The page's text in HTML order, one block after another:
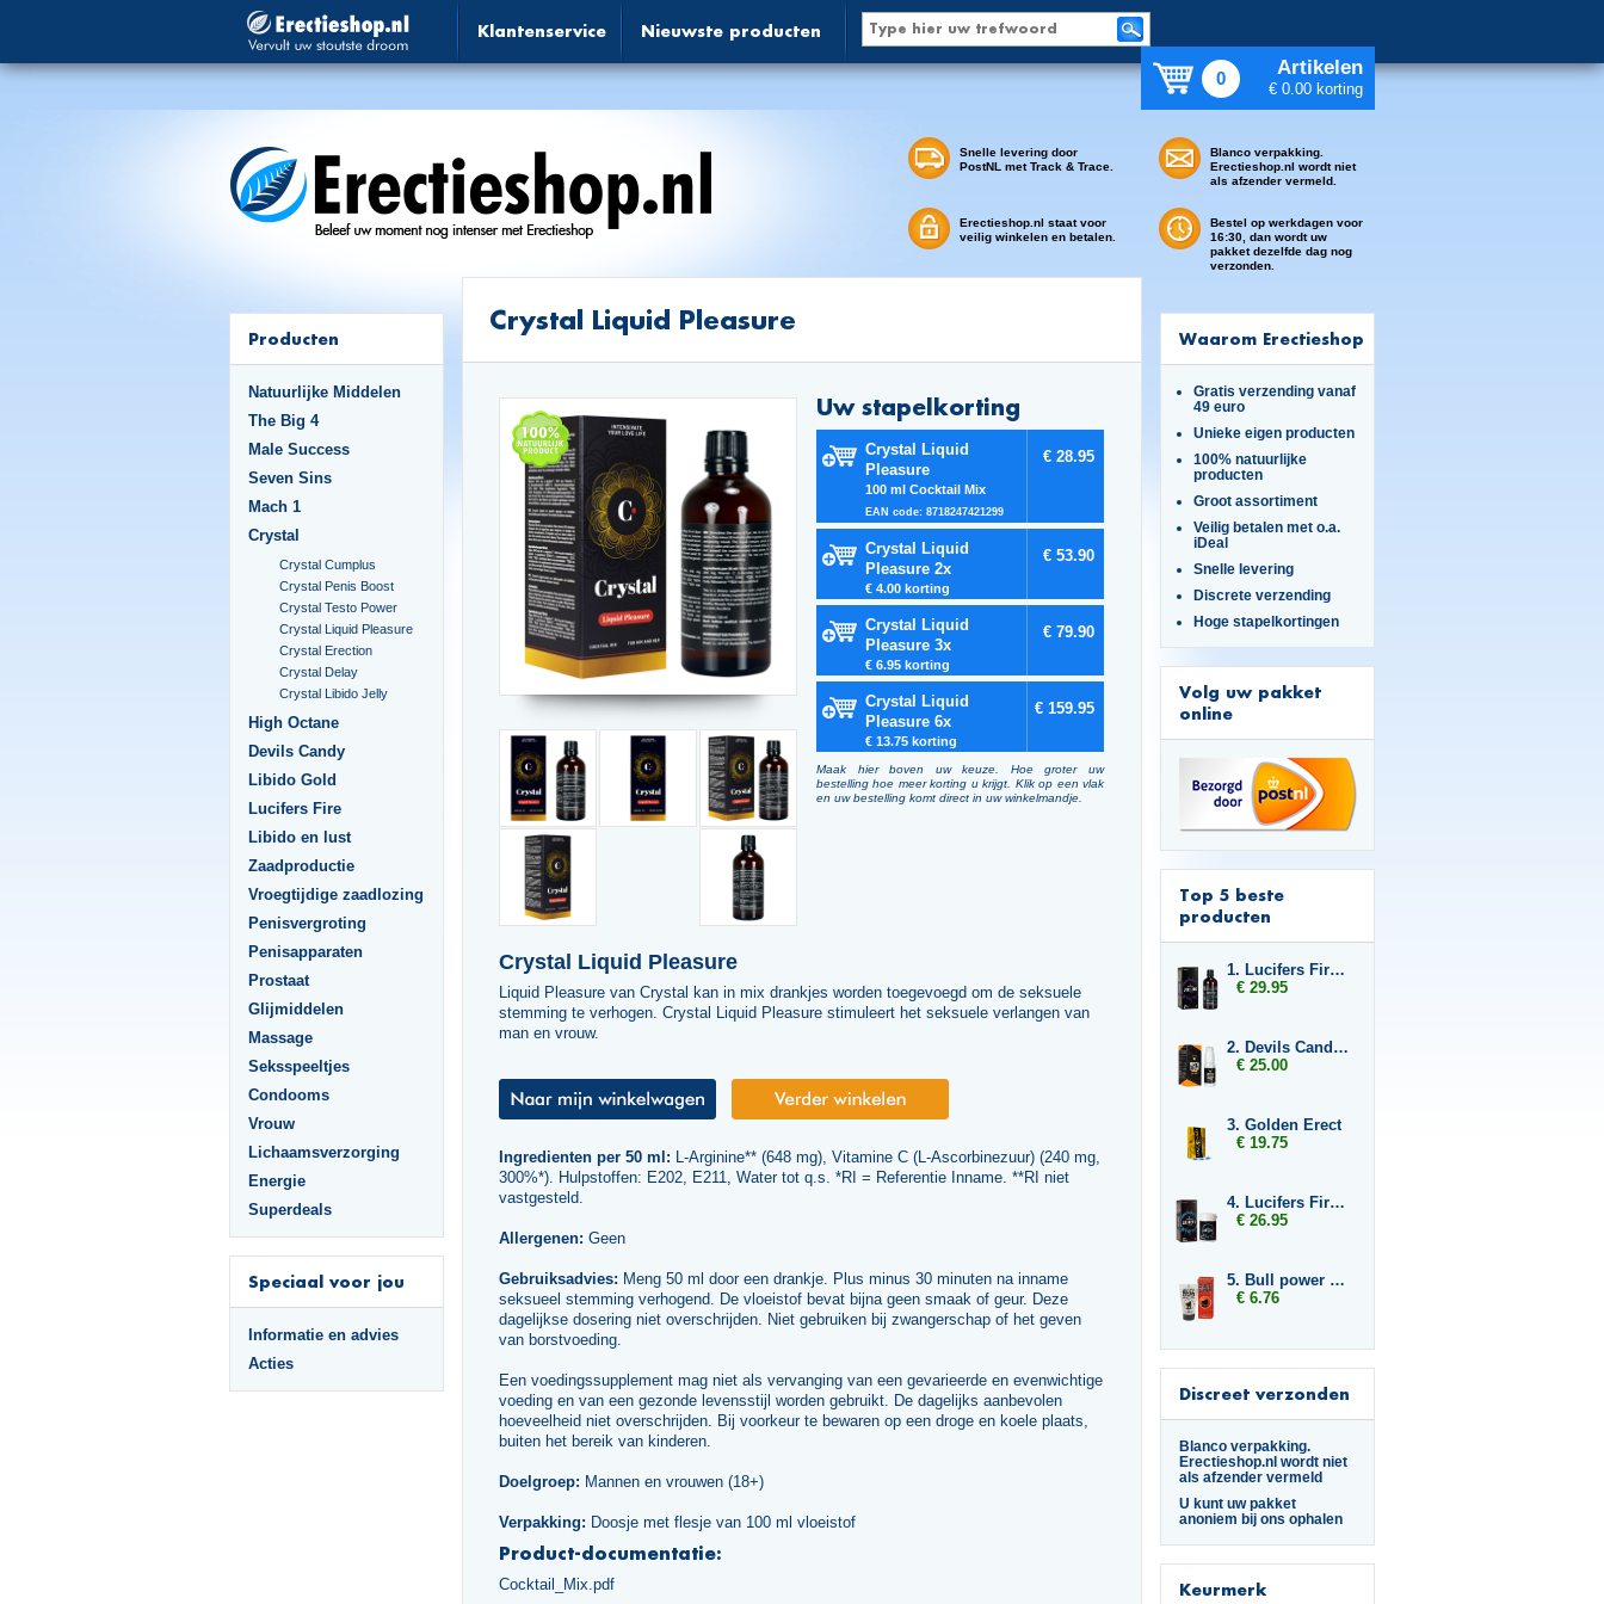
Klantenservice Nieuwste producten
0 Artikelen
€ 0.00 korting
Snelle levering door
PostNL met Track & Trace.
Erectieshop.nl staat voor
veilig winkelen en betalen.
Blanco verpakking.
Erectieshop.nl wordt niet
als afzender vermeld.
Bestel op werkdagen voor
16:30, dan wordt uw
pakket dezelfde dag nog
verzonden.
Producten
Natuurlijke Middelen
The Big 4
Male Success
Seven Sins
Mach 1
Crystal
Crystal Cumplus
Crystal Penis Boost
Crystal Testo Power
Crystal Liquid Pleasure
Crystal Erection
Crystal Delay
Crystal Libido Jelly
High Octane
Devils Candy
Libido Gold
Lucifers Fire
Libido en lust
Zaadproductie
Vroegtijdige zaadlozing
Penisvergroting
Penisapparaten
Prostaat
Glijmiddelen
Massage
Seksspeeltjes
Condooms
Vrouw
Lichaamsverzorging
Energie
Superdeals
Speciaal voor jou
Informatie en advies
Acties
Crystal Liquid Pleasure
Uw stapelkorting
Crystal Liquid
Pleasure
100 ml Cocktail Mix
EAN code: 8718247421299
€ 28.95
Crystal Liquid
Pleasure 2x
€ 4.00 korting
€ 53.90
Crystal Liquid
Pleasure 3x
€ 6.95 korting
€ 79.90
Crystal Liquid
Pleasure 6x
€ 13.75 korting
€ 159.95
Maak hier boven uw keuze. Hoe groter uw
bestelling hoe meer korting u krijgt. Klik op een vlak
en uw bestelling komt direct in uw winkelmandje.
Crystal Liquid Pleasure
Liquid Pleasure van Crystal kan in mix drankjes worden toegevoegd om de seksuele
stemming te verhogen. Crystal Liquid Pleasure stimuleert het seksuele verlangen van
man en vrouw.
Ingredienten per 50 ml: L-Arginine** (648 mg), Vitamine C (L-Ascorbinezuur) (240 mg,
300%*). Hulpstoffen: E202, E211, Water tot q.s. *RI = Referentie Inname. **RI niet
vastgesteld.
Allergenen: Geen
Gebruiksadvies: Meng 50 ml door een drankje. Plus minus 30 minuten na inname
seksueel stemming verhogend. De vloeistof bevat bijna geen smaak of geur. Deze
dagelijkse dosering niet overschrijden. Niet gebruiken bij zwangerschap of het geven
van borstvoeding.
Een voedingssupplement mag niet als vervanging van een gevarieerde en evenwichtige
voeding en van een gezonde levensstijl worden gebruikt. De dagelijks aanbevolen
hoeveelheid niet overschrijden. Bij voorkeur te bewaren op een droge en koele plaats,
buiten het bereik van kinderen.
Doelgroep: Mannen en vrouwen (18+)
Verpakking: Doosje met flesje van 100 ml vloeistof
Product-documentatie:
Cocktail_Mix.pdf
Waarom Erectieshop
Gratis verzending vanaf
49 euro
Unieke eigen producten
100% natuurlijke
producten
Groot assortiment
Veilig betalen met o.a.
iDeal
Snelle levering
Discrete verzending
Hoge stapelkortingen
Volg uw pakket
online
Top 5 beste
producten
1. Lucifers Fire Cocktail Mix
€ 29.95
2. Devils Candy Erecta Cream
€ 25.00
3. Golden Erect
€ 19.75
4. Lucifers Fire Libido Lust Capsules
€ 26.95
5. Bull power Delay Gel
€ 6.76
Discreet verzonden
Blanco verpakking.
Erectieshop.nl wordt niet
als afzender vermeld
U kunt uw pakket
anoniem bij ons ophalen
Keurmerk